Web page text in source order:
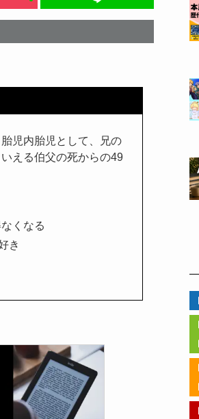
児内胎児として、兄の
える伯父の死からの49
くなる
き